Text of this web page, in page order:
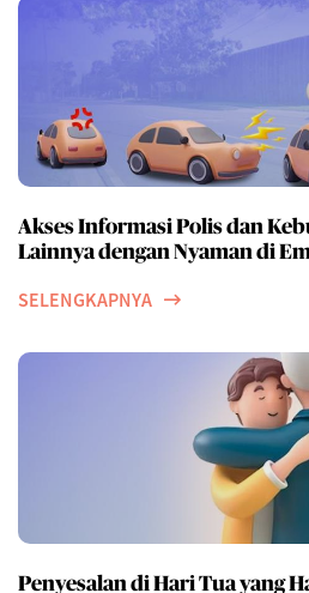
Akses Informasi Polis dan
Lainnya dengan Nyaman di
SELENGKAPNYA
Penyesalan di Hari Tua yang